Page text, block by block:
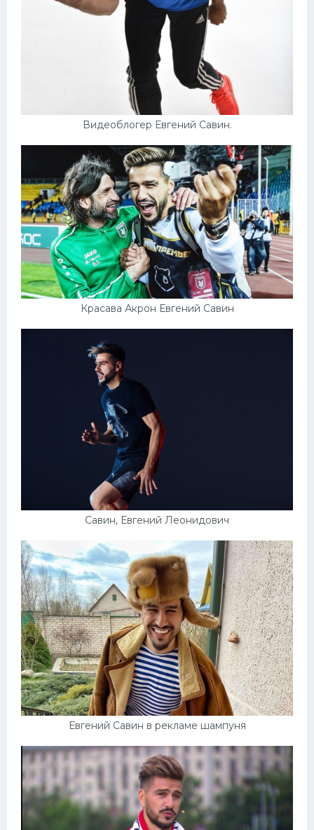
Видеоблогер Евгений Савин.
Красава Акрон Евгений Савин
Савин, Евгений Леонидович
Евгений Савин в рекламе шампуня